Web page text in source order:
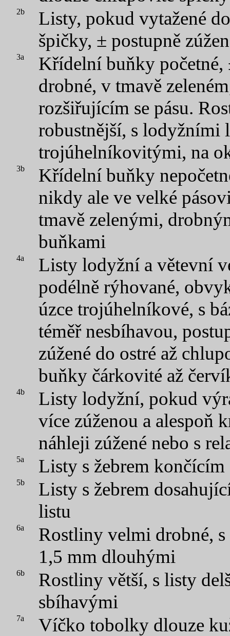
2b
Listy, pokud vytažené
špičky, ± postupně
3a
Křídelní buňky početné,
drobné, v tmavě
rozšiřujícím se pásu.
robustnější, s lodyžními
trojúhelníkovitými, na
3b
Křídelní buňky
nikdy ale ve velké
tmavě zelenými,
buňkami
4a
Listy lodyžní a větevní
podélně rýhované,
úzce trojúhelníkové, s
téměř nesbíhavou,
zúžené do ostré až
buňky čárkovité až
4b
Listy lodyžní, pokud
více zúženou a alespoň
náhleji zúžené nebo s
5a Listy s žebrem končícím
5b
Listy s žebrem
listu
6a
Rostliny velmi drobné,
1,5 mm dlouhými
6b
Rostliny větší, s listy
sbíhavými
7a
Víčko tobolky dlouze